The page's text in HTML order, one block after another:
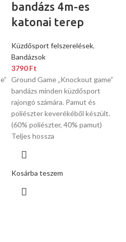
bandázs 4m-es
katonai terep
Küzdősport felszerelések,
Bandázsok
3790Ft
Ground Game „Knockout game”
bandázs minden küzdősport
rajongó számára. Pamut és
poliészter keverékéből készült.
(60% poliészter, 40% pamut)
Teljes hossza
Kosárba teszem